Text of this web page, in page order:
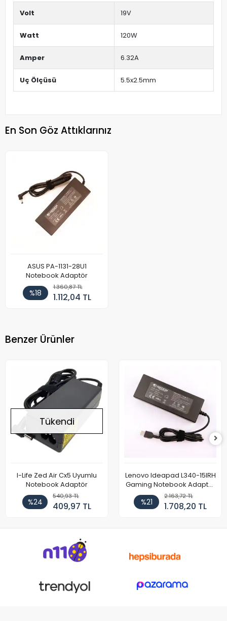
Volt 19V
Watt 120W
Amper 6.32A
Uç Ölçüsü 5.5x2.5mm
En Son Göz Attıklarınız
ASUS PA-1131-28U1
Notebook Adaptör
%18
1.360,87 TL
1.112,04 TL
Benzer Ürünler
Tükendi
I-Life Zed Air Cx5 Uyumlu
Notebook Adaptör
%24
540,93 TL
409,97 TL
Lenovo Ideapad L340-15IRH
Gaming Notebook Adaptör
Cihazı Şarj Aleti (150W)
%21
2.163,72 TL
1.708,20 TL